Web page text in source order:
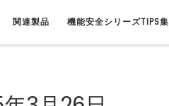
関連製品 機能安全シリーズTIPS集